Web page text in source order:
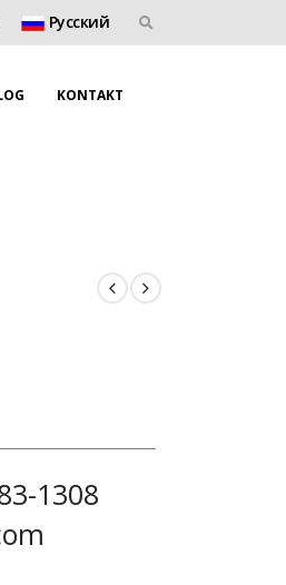
Pусский
KONTAKT
1308